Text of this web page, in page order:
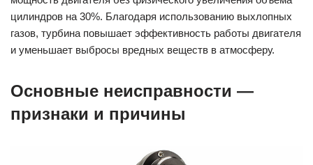
цилиндров на 30%. Благодаря использованию выхлопных
газов, турбина повышает эффективность работы двигателя
и уменьшает выбросы вредных веществ в атмосферу.
Основные неисправности —
признаки и причины